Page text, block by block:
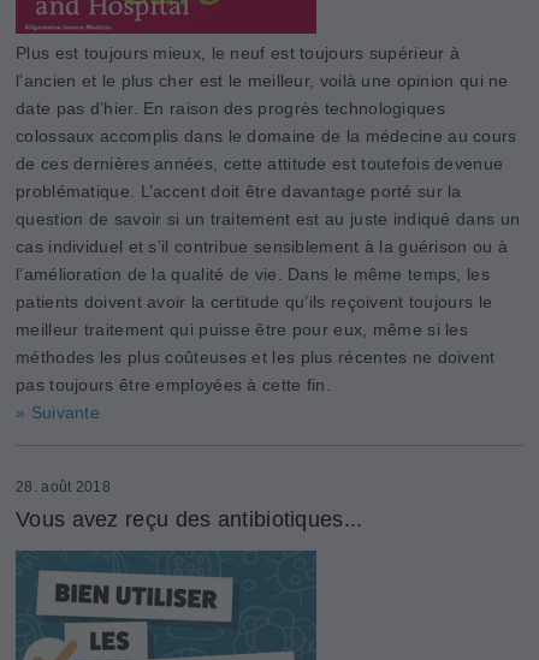
Plus est toujours mieux, le neuf est toujours supérieur à
l’ancien et le plus cher est le meilleur, voilà une opinion qui ne
date pas d’hier. En raison des progrès technologiques
colossaux accomplis dans le domaine de la médecine au cours
de ces dernières années, cette attitude est toutefois devenue
problématique. L’accent doit être davantage porté sur la
question de savoir si un traitement est au juste indiqué dans un
cas individuel et s’il contribue sensiblement à la guérison ou à
l’amélioration de la qualité de vie. Dans le même temps, les
patients doivent avoir la certitude qu’ils reçoivent toujours le
meilleur traitement qui puisse être pour eux, même si les
méthodes les plus coûteuses et les plus récentes ne doivent
pas toujours être employées à cette fin.
» Suivante
28. août 2018
Vous avez reçu des antibiotiques...